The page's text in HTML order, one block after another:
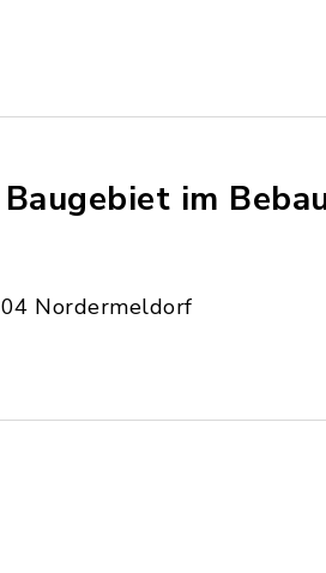
im
Nordermeldorf